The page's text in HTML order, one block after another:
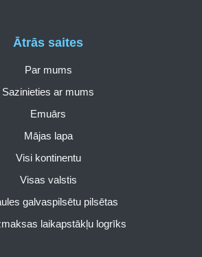
Ātrās saites
Par mums
Sazinieties ar mums
Emuārs
Mājas lapa
Visi kontinentu
Visas valstis
galvaspilsētu pilsētas
laikapstākļu logrīks